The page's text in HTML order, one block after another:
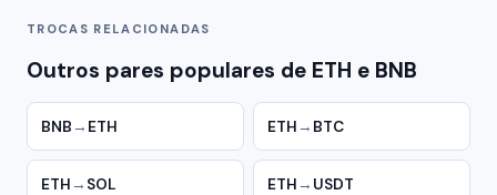
TROCAS RELACIONADAS
Outros pares populares de ETH e BNB
BNB → ETH ETH → BTC
ETH → SOL ETH → USDT